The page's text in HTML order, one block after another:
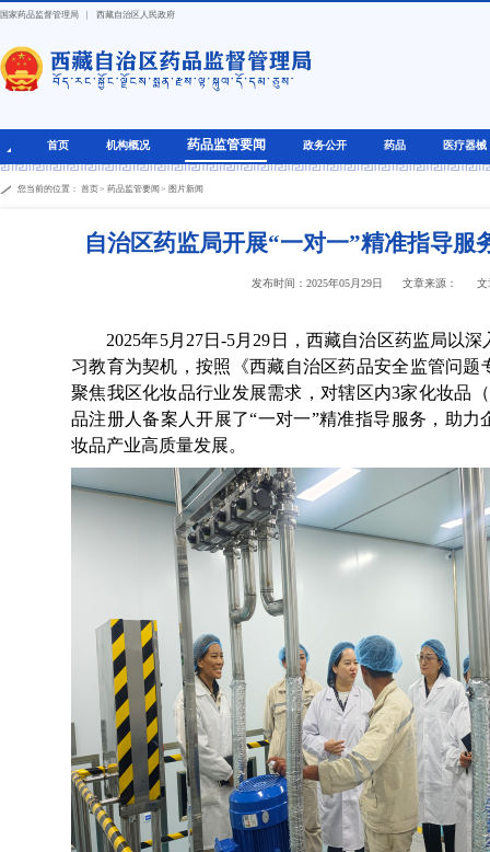
国家药品监督管理局 | 西藏自治区人民政府
首页 机构概况 药品监管要闻 政务公开 药品 医疗器械
您当前的位置： 首页> 药品监管要闻 > 图片新闻
自治区药监局开展“一对一”精准指导服
发布时间：2025年05月29日 文章来源： 文
2025年5月27日-5月29日，西藏自治区药监局以深
习教育为契机，按照《西藏自治区药品安全监管问题
聚焦我区化妆品行业发展需求，对辖区内3家化妆品
品注册人备案人开展了“一对一”精准指导服务，助力
妆品产业高质量发展。